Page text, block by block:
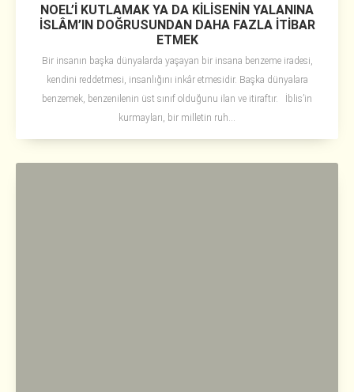
NOEL’İ KUTLAMAK YA DA KİLİSENİN YALANINA
İSLÂM’IN DOĞRUSUNDAN DAHA FAZLA İTİBAR
ETMEK
Bir insanın başka dünyalarda yaşayan bir insana benzeme iradesi,
kendini reddetmesi, insanlığını inkâr etmesidir. Başka dünyalara
benzemek, benzenilenin üst sınıf olduğunu ilan ve itiraftır. İblis’in
kurmayları, bir milletin ruh...